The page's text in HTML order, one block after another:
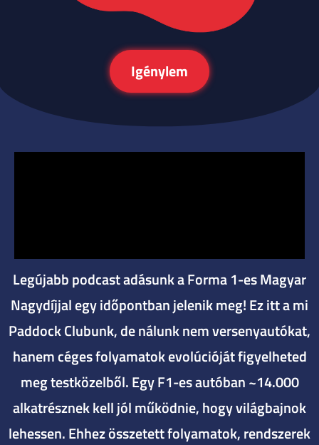
Igénylem
Legújabb podcast adásunk a Forma 1-es Magyar
Nagydíjjal egy időpontban jelenik meg! Ez itt a mi
Paddock Clubunk, de nálunk nem versenyautókat,
hanem céges folyamatok evolúcióját figyelheted
meg testközelből. Egy F1-es autóban ~14.000
alkatrésznek kell jól működnie, hogy világbajnok
lehessen. Ehhez összetett folyamatok, rendszerek